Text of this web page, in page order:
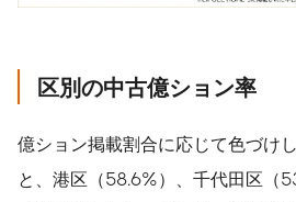
区別の中古億ション率
億ション掲載割合に応じて色づけ
と、港区（58.6%）、千代田区（